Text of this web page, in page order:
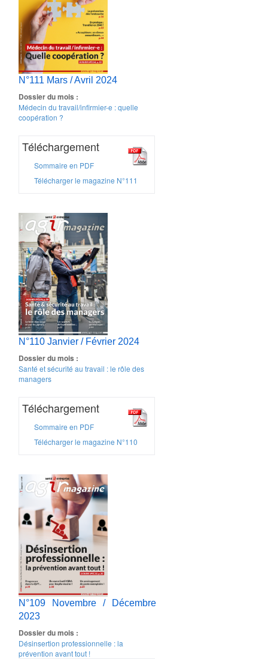
N°111 Mars / Avril 2024
Dossier du mois :
Médecin du travail/infirmier-e : quelle
coopération ?
Téléchargement
Sommaire en PDF
Télécharger le magazine N°111
N°110 Janvier / Février 2024
Dossier du mois :
Santé et sécurité au travail : le rôle des
managers
Téléchargement
Sommaire en PDF
Télécharger le magazine N°110
N°109 Novembre / Décembre
2023
Dossier du mois :
Désinsertion professionnelle : la
prévention avant tout !